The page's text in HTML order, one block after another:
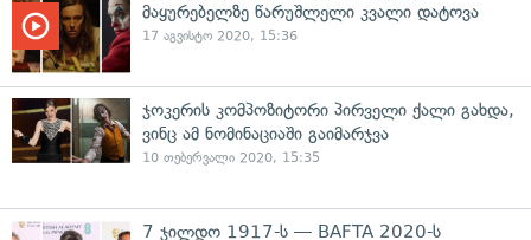
მაყურებელზე წარუშლელი კვალი დატოვა
17 აგვისტო 2020, 15:36
ჯოკერის კომპოზიტორი პირველი ქალი გახდა,
ვინც ამ ნომინაციაში გაიმარჯვა
10 თებერვალი 2020, 15:35
7 ჯილდო 1917-ს — BAFTA 2020-ს